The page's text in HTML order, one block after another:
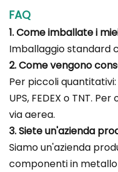
FAQ
1. Come imballate i
Imballaggio standard
2. Come vengono
Per piccoli
UPS, FEDEX o TNT.
via aerea.
3. Siete un'azienda
Siamo un'azienda
componenti in